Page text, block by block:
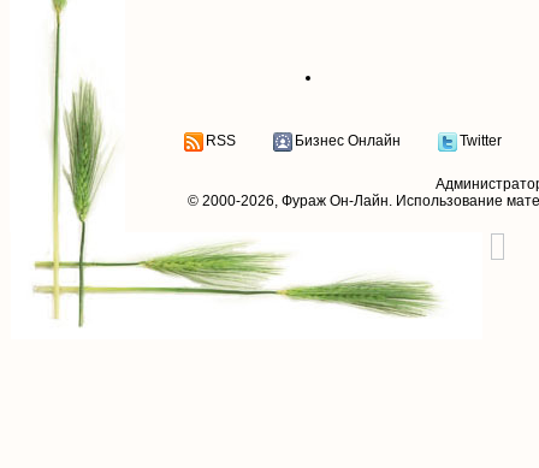
RSS Бизнес Онлайн Twitter
© 2000-2026, Фураж Он-Лайн. Использование